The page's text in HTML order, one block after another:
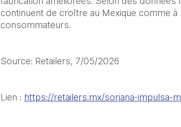
continuent de croître au Mexique comme à
consommateurs.
Source: Retailers, 7/05/2026
Lien : https://retailers.mx/soriana-impulsa-